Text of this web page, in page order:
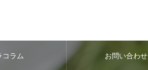
コラム お問い合わせ